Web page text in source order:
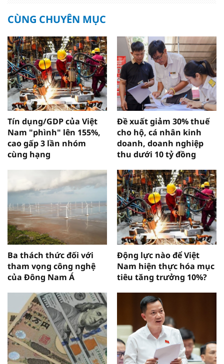
CÙNG CHUYÊN MỤC
Tín dụng/GDP của Việt
Nam "phình" lên 155%,
cao gấp 3 lần nhóm
cùng hạng
Đề xuất giảm 30% thuế
cho hộ, cá nhân kinh
doanh, doanh nghiệp
thu dưới 10 tỷ đồng
Ba thách thức đối với
tham vọng công nghệ
của Đông Nam Á
Động lực nào để Việt
Nam hiện thực hóa mục
tiêu tăng trưởng 10%?